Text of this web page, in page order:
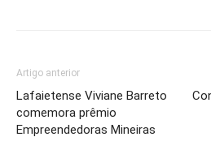
Artigo anterior
Lafaietense Viviane Barreto
comemora prêmio
Empreendedoras Mineiras